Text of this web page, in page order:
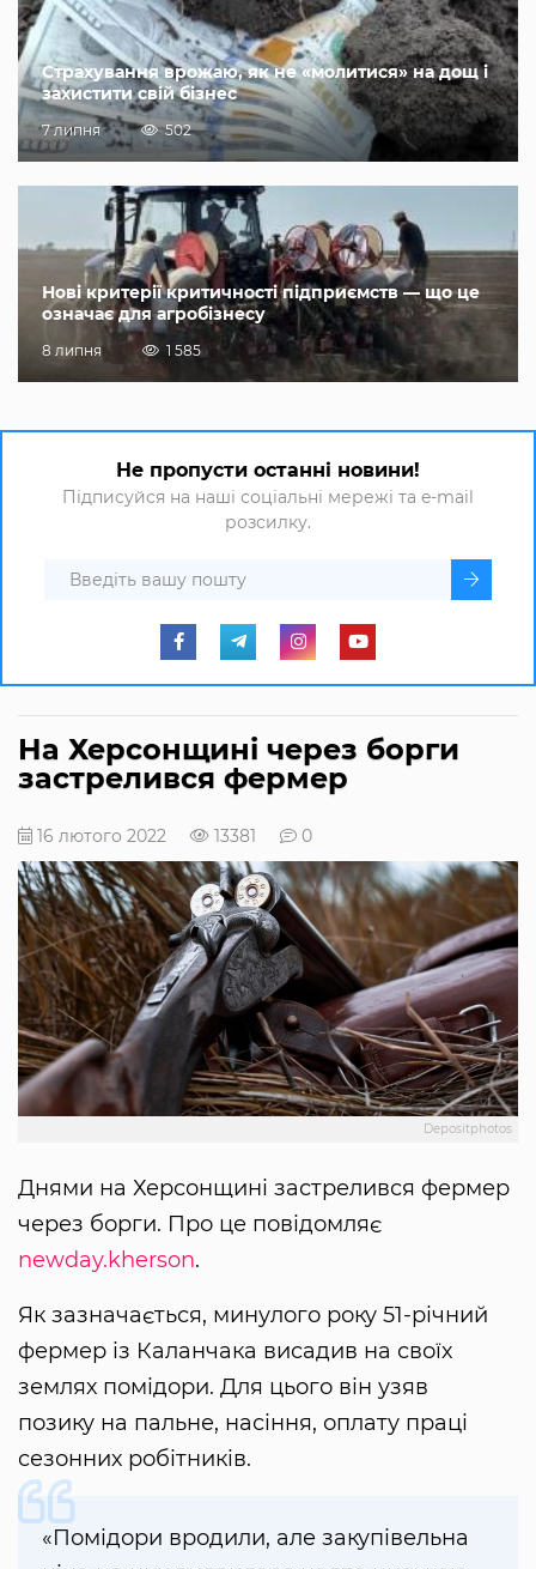
Страхування врожаю, як не «молитися» на дощ і
захистити свій бізнес
7 липня 502
Нові критерії критичності підприємств — що це
означає для агробізнесу
8 липня 1 585
Не пропусти останні новини!
Підписуйся на наші соціальні мережі та e-mail
розсилку.
На Херсонщині через борги
застрелився фермер
16 лютого 2022 13381 0
Depositphotos
Днями на Херсонщині застрелився фермер
через борги. Про це повідомляє
newday.kherson.
Як зазначається, минулого року 51-річний
фермер із Каланчака висадив на своїх
землях помідори. Для цього він узяв
позику на пальне, насіння, оплату праці
сезонних робітників.
«Помідори вродили, але закупівельна